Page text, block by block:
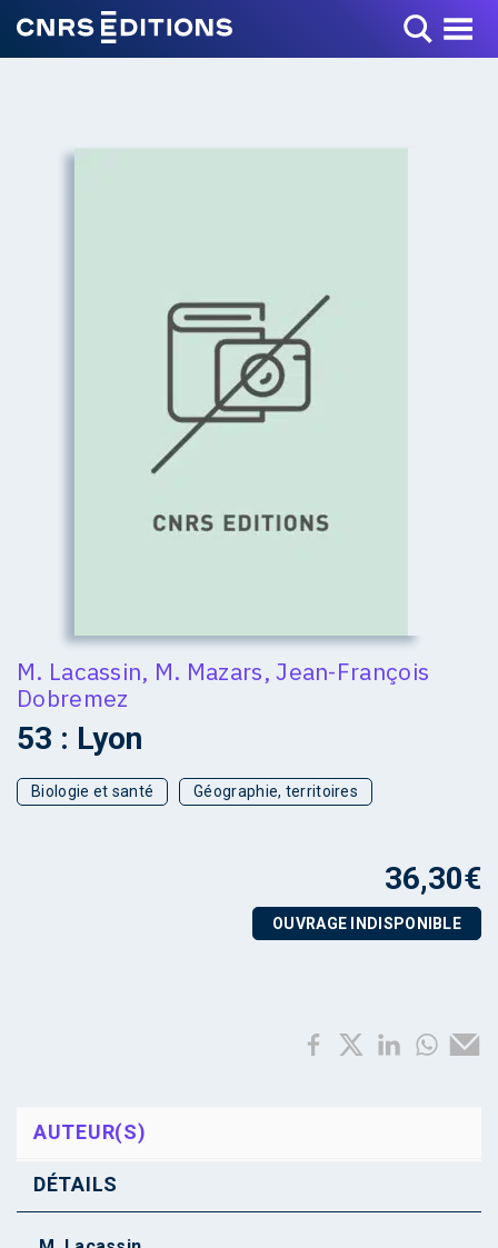
Toggle Menu
M. Lacassin, M. Mazars,Jean-François
Dobremez
53 : Lyon
Biologie et santé Géographie, territoires
36,30€
OUVRAGE INDISPONIBLE
AUTEUR(S)
DÉTAILS